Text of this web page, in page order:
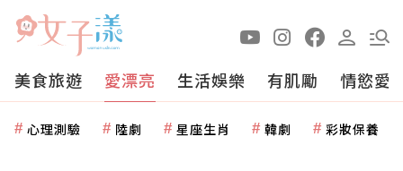
美食旅遊 愛漂亮 生活娛樂 有肌勵 情慾愛
心理測驗 陸劇 星座生肖 韓劇 彩妝保養